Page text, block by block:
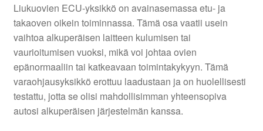
Liukuovien ECU-yksikkö on avainasemassa etu- ja
takaoven oikein toiminnassa. Tämä osa vaatii usein
vaihtoa alkuperäisen laitteen kulumisen tai
vaurioitumisen vuoksi, mikä voi johtaa ovien
epänormaaliin tai katkeavaan toimintakykyyn. Tämä
varaohjausyksikkö erottuu laadustaan ja on huolellisesti
testattu, jotta se olisi mahdollisimman yhteensopiva
autosi alkuperäisen järjestelmän kanssa.